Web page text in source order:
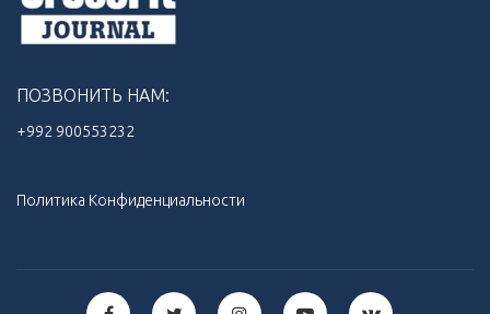
ПОЗВОНИТЬ НАМ:
+992 900553232‬
Политика Конфиденциальности